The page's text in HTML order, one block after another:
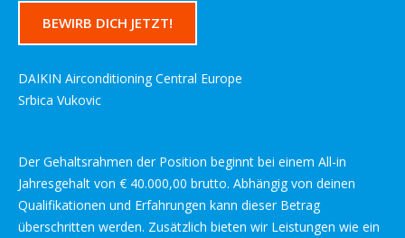
BEWIRB DICH JETZT!
DAIKIN Airconditioning Central Europe
Srbica Vukovic
Der Gehaltsrahmen der Position beginnt bei einem All-in
Jahresgehalt von € 40.000,00 brutto. Abhängig von deinen
Qualifikationen und Erfahrungen kann dieser Betrag
überschritten werden. Zusätzlich bieten wir Leistungen wie ein